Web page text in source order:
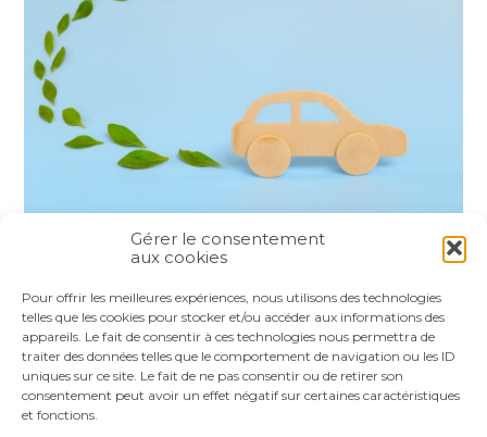
Gérer le consentement
aux cookies
Pour offrir les meilleures expériences, nous utilisons des technologies
telles que les cookies pour stocker et/ou accéder aux informations des
appareils. Le fait de consentir à ces technologies nous permettra de
traiter des données telles que le comportement de navigation ou les ID
uniques sur ce site. Le fait de ne pas consentir ou de retirer son
consentement peut avoir un effet négatif sur certaines caractéristiques
et fonctions.
FaceBook
TwitterLinkedIn